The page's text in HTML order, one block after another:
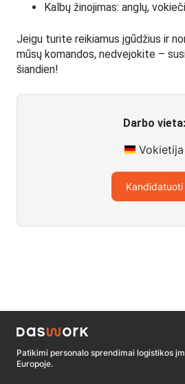
Kalbų žinojimas: anglų,
Jeigu turite reikiamus įgūdžius ir
mūsų komandos, nedvejokite –
šiandien!
Darbo vieta:
Vokietija
Kandidatuoti
Patikimi personalo sprendimai logistikos
Europoje.